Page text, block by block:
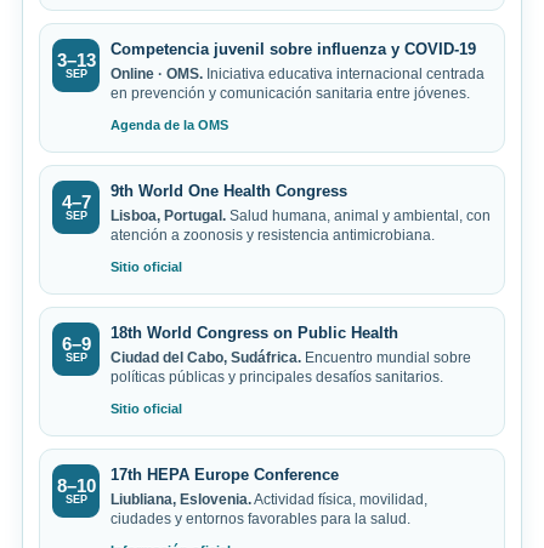
3–13
SEP
Competencia juvenil sobre influenza y COVID-19
Online · OMS. Iniciativa educativa internacional centrada
en prevención y comunicación sanitaria entre jóvenes.
Agenda de la OMS
4–7
SEP
9th World One Health Congress
Lisboa, Portugal. Salud humana, animal y ambiental, con
atención a zoonosis y resistencia antimicrobiana.
Sitio oficial
6–9
SEP
18th World Congress on Public Health
Ciudad del Cabo, Sudáfrica. Encuentro mundial sobre
políticas públicas y principales desafíos sanitarios.
Sitio oficial
8–10
SEP
17th HEPA Europe Conference
Liubliana, Eslovenia.Actividad física, movilidad,
ciudades y entornos favorables para la salud.